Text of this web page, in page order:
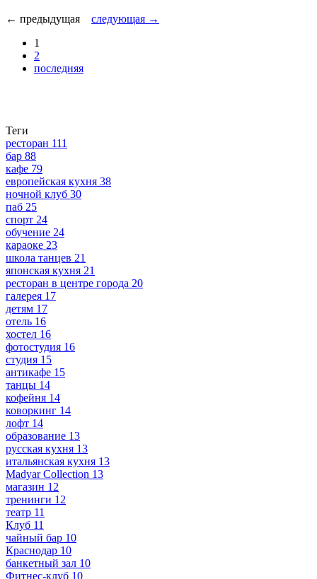
← предыдущая следующая →
1
2
последняя
Теги
ресторан 111
бар 88
кафе 79
европейская кухня 38
ночной клуб 30
паб 25
спорт 24
обучение 24
караоке 23
школа танцев 21
японская кухня 21
ресторан в центре города 20
галерея 17
детям 17
отель 16
хостел 16
фотостудия 16
студия 15
антикафе 15
танцы 14
кофейня 14
коворкинг 14
лофт 14
образование 13
русская кухня 13
итальянская кухня 13
Madyar Collection 13
магазин 12
тренинги 12
театр 11
Клуб 11
чайный бар 10
Краснодар 10
банкетный зал 10
Фитнес-клуб 10